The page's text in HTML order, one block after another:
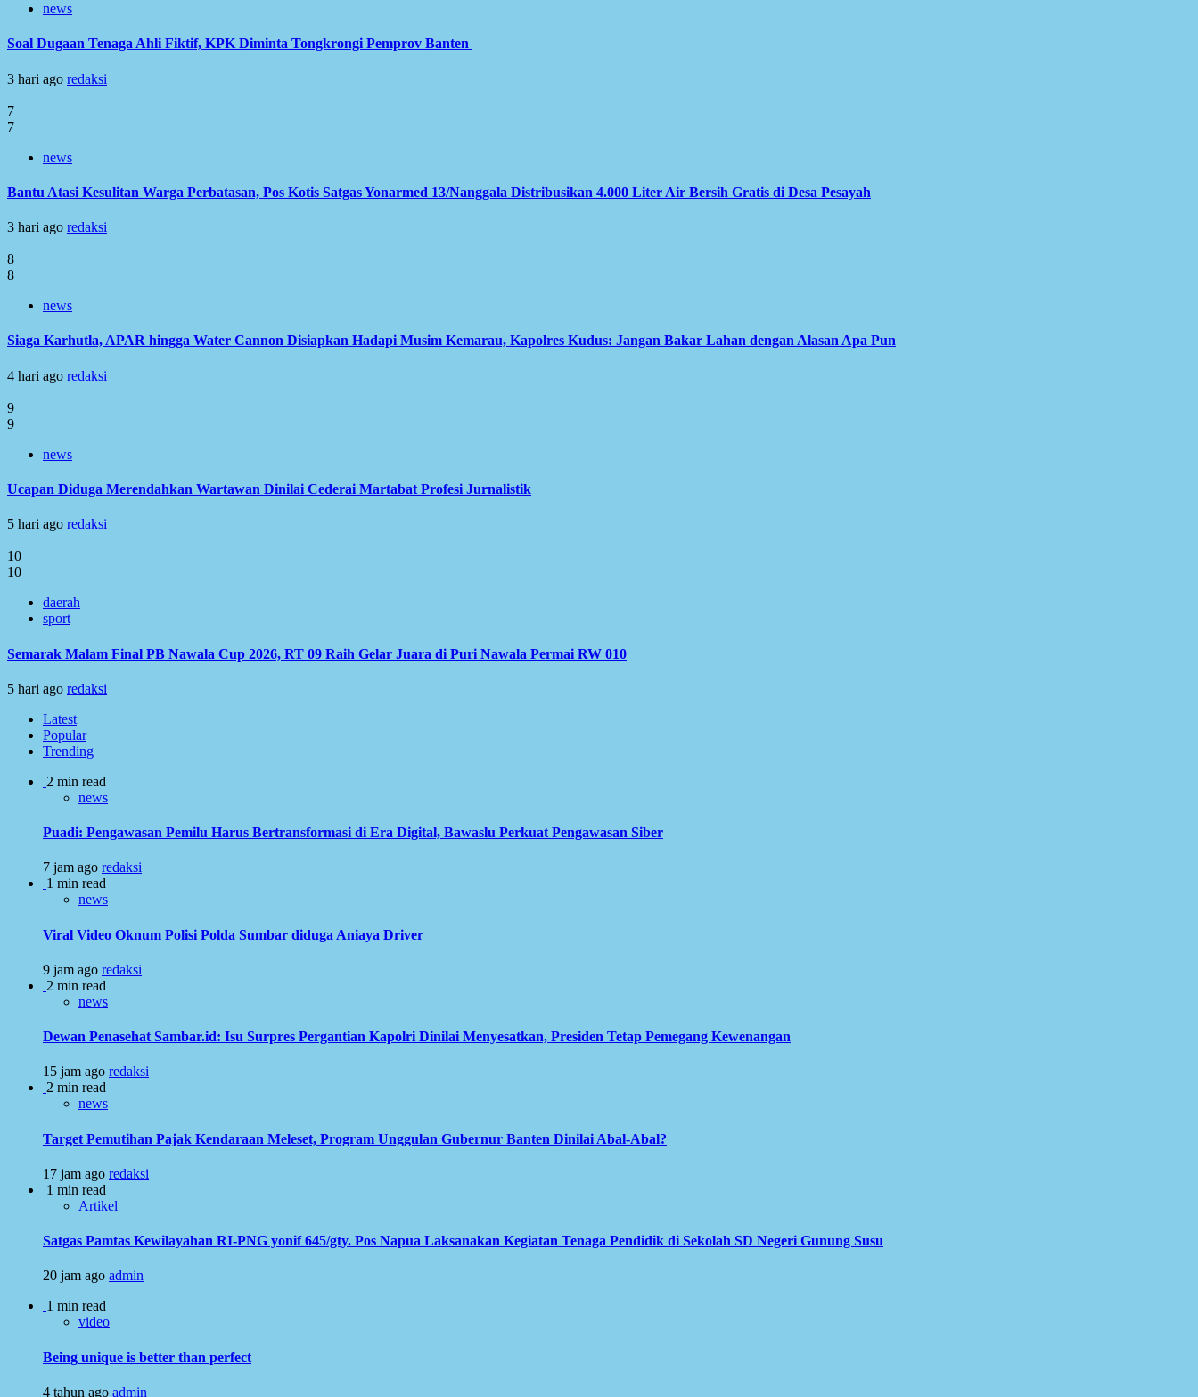
news
Soal Dugaan Tenaga Ahli Fiktif, KPK Diminta Tongkrongi Pemprov Banten
3 hari ago redaksi
7
7
news
Bantu Atasi Kesulitan Warga Perbatasan, Pos Kotis Satgas Yonarmed 13/Nanggala Distribusikan 4.000 Liter Air Bersih Gratis di Desa Pesayah
3 hari ago redaksi
8
8
news
Siaga Karhutla, APAR hingga Water Cannon Disiapkan Hadapi Musim Kemarau, Kapolres Kudus: Jangan Bakar Lahan dengan Alasan Apa Pun
4 hari ago redaksi
9
9
news
Ucapan Diduga Merendahkan Wartawan Dinilai Cederai Martabat Profesi Jurnalistik
5 hari ago redaksi
10
10
daerah
sport
Semarak Malam Final PB Nawala Cup 2026, RT 09 Raih Gelar Juara di Puri Nawala Permai RW 010
5 hari ago redaksi
Latest
Popular
Trending
2 min read
news
Puadi: Pengawasan Pemilu Harus Bertransformasi di Era Digital, Bawaslu Perkuat Pengawasan Siber
7 jam ago redaksi
1 min read
news
Viral Video Oknum Polisi Polda Sumbar diduga Aniaya Driver
9 jam ago redaksi
2 min read
news
Dewan Penasehat Sambar.id: Isu Surpres Pergantian Kapolri Dinilai Menyesatkan, Presiden Tetap Pemegang Kewenangan
15 jam ago redaksi
2 min read
news
Target Pemutihan Pajak Kendaraan Meleset, Program Unggulan Gubernur Banten Dinilai Abal-Abal?
17 jam ago redaksi
1 min read
Artikel
Satgas Pamtas Kewilayahan RI-PNG yonif 645/gty. Pos Napua Laksanakan Kegiatan Tenaga Pendidik di Sekolah SD Negeri Gunung Susu
20 jam ago admin
1 min read
video
Being unique is better than perfect
4 tahun ago admin